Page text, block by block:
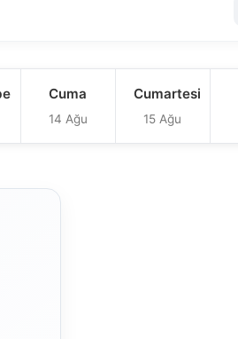
Cuma
14 Ağu
Cumartesi
15 Ağu